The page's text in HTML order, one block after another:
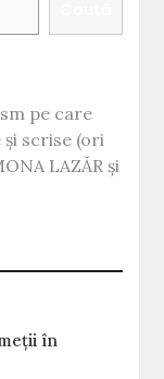
pe care
scrise (ori
LAZĂR și
în